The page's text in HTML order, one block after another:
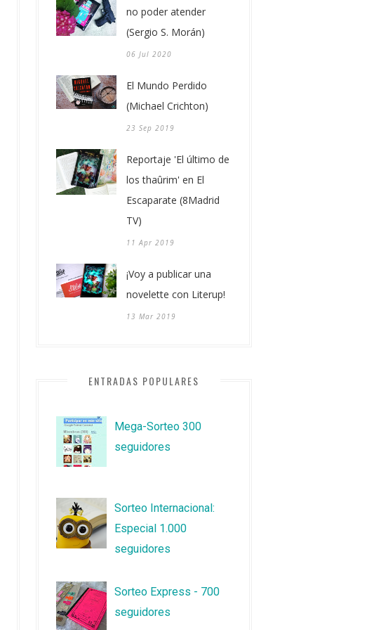
no poder atender
(Sergio S. Morán)
06 Jul 2020
El Mundo Perdido
(Michael Crichton)
23 Sep 2019
Reportaje 'El último de
los thaûrim' en El
Escaparate (8Madrid
TV)
11 Apr 2019
¡Voy a publicar una
novelette con Literup!
13 Mar 2019
ENTRADAS POPULARES
Mega-Sorteo 300
seguidores
Sorteo Internacional:
Especial 1.000
seguidores
Sorteo Express - 700
seguidores